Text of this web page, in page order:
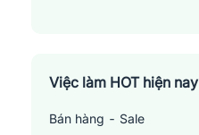
Việc làm HOT hiện nay
Bán hàng - Sale